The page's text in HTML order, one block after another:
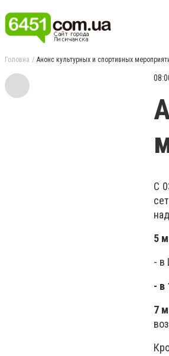
Головна Анонс культурных и спортивных
С
5
- в
- в
7